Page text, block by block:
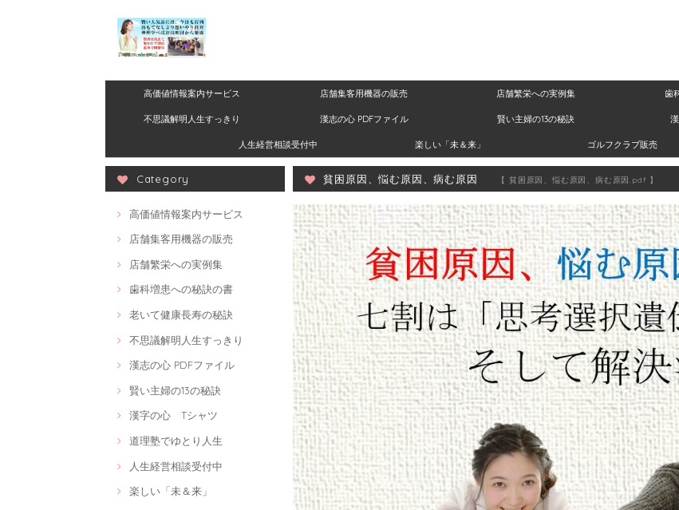
高価値情報案内サービス 店舗集客用機器の販売 店舗繁栄への実例集 歯
不思議解明人生すっきり 漢志の心 PDFファイル 賢い主婦の13の秘訣
人生経営相談受付中 楽しい「未＆来」 ゴルフクラブ販売
Category
高価値情報案内サービス
店舗集客用機器の販売
店舗繁栄への実例集
歯科増患への秘訣の書
老いて健康長寿の秘訣
不思議解明人生すっきり
漢志の心 PDFファイル
賢い主婦の13の秘訣
漢字の心 Tシャツ
道理塾でゆとり人生
人生経営相談受付中
楽しい「未＆来」
貧困原因、悩む原因、病む原因 【 貧困原因、悩む原因、病む原因.pdf 】